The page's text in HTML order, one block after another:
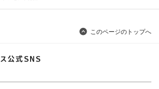
このページのトップへ